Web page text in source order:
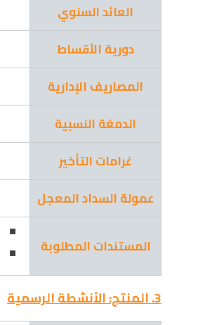
العائد السنوي
دورية الأقساط
المصاريف الإدارية
الدمغة النسبية
غرامات التأخير
عمولة السداد المعجل
المستندات المطلوبة
3. المنتج: الأنشطة الرسمية